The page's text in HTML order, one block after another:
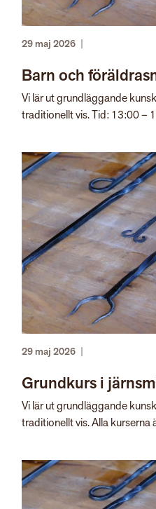
29 maj 2026
Barn och
Vi lär ut grundläggande
traditionellt vis. Tid: 13:00 –
29 maj 2026 |
Grundkurs i
Vi lär ut grundläggande
traditionellt vis. Alla kurserna